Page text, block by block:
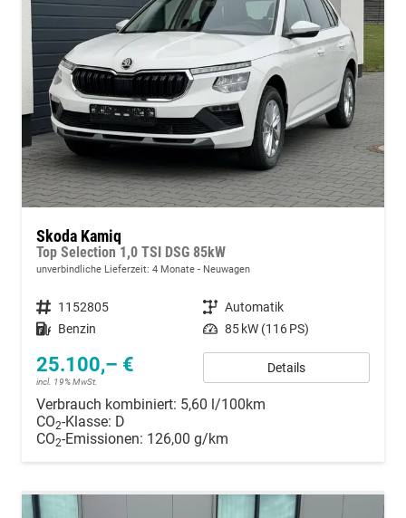
Skoda Kamiq
Top Selection 1,0 TSI DSG 85kW
unverbindliche Lieferzeit: 4 Monate Neuwagen
Fahrzeugnummer 1152805 Getriebe Automatik
Kraftstoff Benzin Leistung 85 kW (116 PS)
25.100,– €
incl. 19% MwSt.
Details
Verbrauch kombiniert: 5,60 l/100km
CO2-Klasse: D
CO2-Emissionen: 126,00 g/km